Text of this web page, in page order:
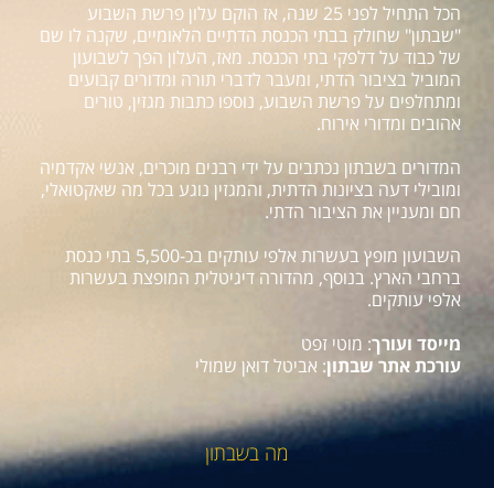
הכל התחיל לפני 25 שנה, אז הוקם עלון פרשת השבוע
"שבתון" שחולק בבתי הכנסת הדתיים הלאומיים, שקנה לו שם
של כבוד על דלפקי בתי הכנסת. מאז, העלון הפך לשבועון
המוביל בציבור הדתי, ומעבר לדברי תורה ומדורים קבועים
ומתחלפים על פרשת השבוע, נוספו כתבות מגזין, טורים
אהובים ומדורי אירוח.
המדורים בשבתון נכתבים על ידי רבנים מוכרים, אנשי אקדמיה
ומובילי דעה בציונות הדתית, והמגזין נוגע בכל מה שאקטואלי,
חם ומעניין את הציבור הדתי.
השבועון מופץ בעשרות אלפי עותקים בכ-5,500 בתי כנסת
ברחבי הארץ. בנוסף, מהדורה דיגיטלית המופצת בעשרות
אלפי עותקים.
מייסד ועורך: מוטי זפט
עורכת אתר שבתון: אביטל דואן שמולי
מה בשבתון